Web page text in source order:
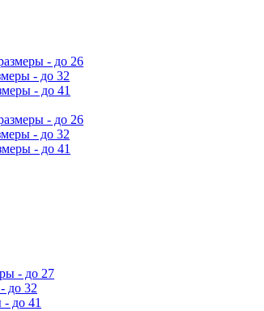
- до 26
- до 32
- до 41
- до 26
- до 32
- до 41
- до 27
до 32
до 41